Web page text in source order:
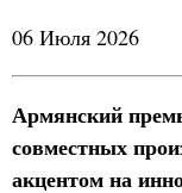
06 Июля 2026
Армянский
совместных
акцентом на